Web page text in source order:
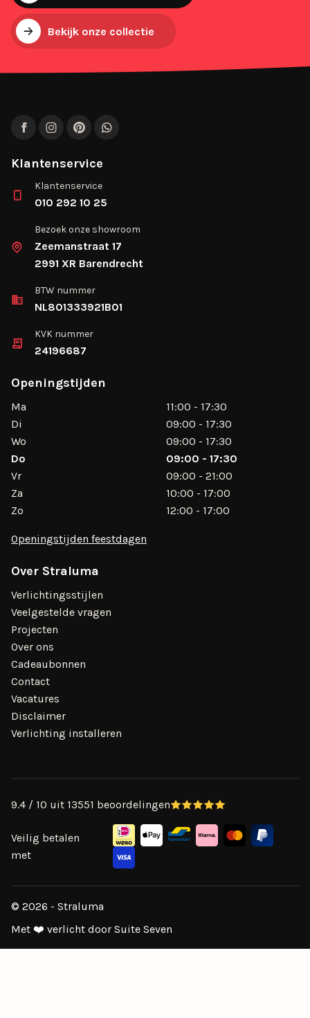
Bekijk onze collectie
FacebookInstagram
PinterestWhatsApp
Klantenservice
Klantenservice
010 292 10 25
Bezoek onze showroom
Zeemanstraat 17
2991 XR Barendrecht
BTW nummer
NL801333921B01
KVK nummer
24196687
Openingstijden
Ma
11:00 - 17:30
Di
09:00 - 17:30
Wo
09:00 - 17:30
Do
09:00 - 17:30
Vr
09:00 - 21:00
Za
10:00 - 17:00
Zo
12:00 - 17:00
Openingstijden feestdagen
Over Straluma
Verlichtingsstijlen
Veelgestelde vragen
Projecten
Over ons
Cadeaubonnen
Contact
Vacatures
Disclaimer
Verlichting installeren
9.4 / 10 uit 13551 beoordelingen
Veilig betalen
met
© 2026 - Straluma
Met ❤️ verlicht door Suite Seven